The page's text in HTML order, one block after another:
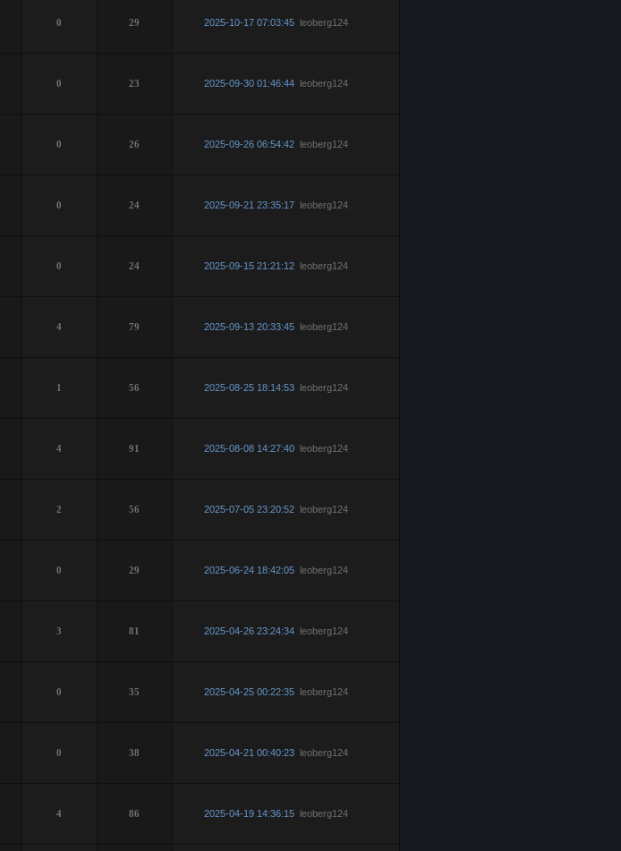
0
29 2025-10-17 07:03:45 leoberg124
0
23 2025-09-30 01:46:44 leoberg124
0 26 2025-09-26 06:54:42 leoberg124
0 24 2025-09-21 23:35:17 leoberg124
0
24 2025-09-15 21:21:12 leoberg124
4 79 2025-09-13 20:33:45 leoberg124
1 56 2025-08-25 18:14:53 leoberg124
4
91 2025-08-08 14:27:40 leoberg124
2
56 2025-07-05 23:20:52 leoberg124
0
29 2025-06-24 18:42:05 leoberg124
3
81 2025-04-26 23:24:34 leoberg124
0 35 2025-04-25 00:22:35 leoberg124
0 38 2025-04-21 00:40:23 leoberg124
4
86 2025-04-19 14:36:15 leoberg124